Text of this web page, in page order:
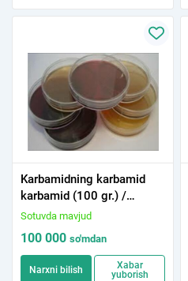
Karbamidning karbamid
karbamid (100 gr.) /
Karbamid bilan kristensen
Sotuvda mavjud
100 000 so'mdan
Narxni bilish
Xabar
yuborish